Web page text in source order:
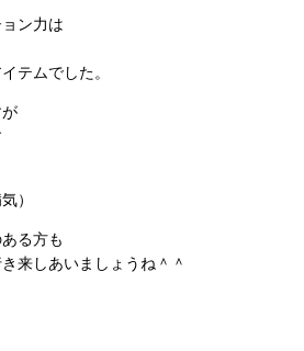
ン力は
テムでした。
）
る方も
来しあいましょうね＾＾